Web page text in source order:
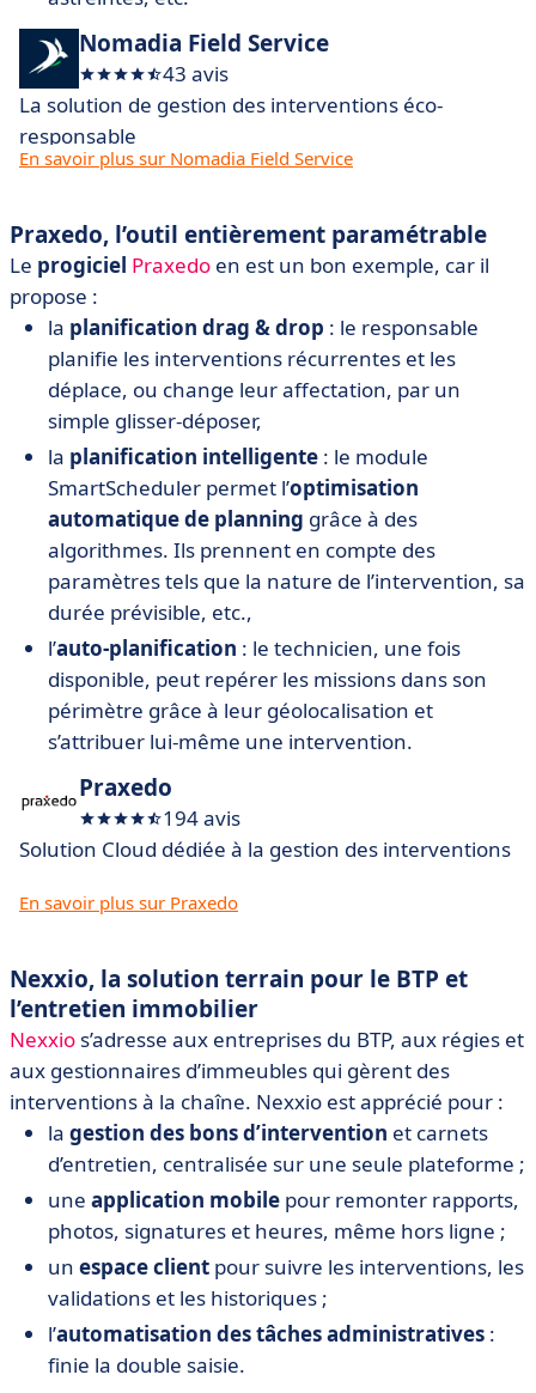
Nomadia Field Service
43 avis
La solution de gestion des interventions éco-
responsable
En savoir plus sur Nomadia Field Service
Praxedo, l’outil entièrement paramétrable
Le progiciel Praxedo en est un bon exemple, car il
propose :
la planification drag & drop : le responsable
planifie les interventions récurrentes et les
déplace, ou change leur affectation, par un
simple glisser-déposer,
la planification intelligente : le module
SmartScheduler permet l’optimisation
automatique de planning grâce à des
algorithmes. Ils prennent en compte des
paramètres tels que la nature de l’intervention, sa
durée prévisible, etc.,
l’auto-planification : le technicien, une fois
disponible, peut repérer les missions dans son
périmètre grâce à leur géolocalisation et
s’attribuer lui-même une intervention.
Praxedo
194 avis
Solution Cloud dédiée à la gestion des interventions
En savoir plus sur Praxedo
Nexxio, la solution terrain pour le BTP et
l’entretien immobilier
Nexxio s’adresse aux entreprises du BTP, aux régies et
aux gestionnaires d’immeubles qui gèrent des
interventions à la chaîne. Nexxio est apprécié pour :
la gestion des bons d’intervention et carnets
d’entretien, centralisée sur une seule plateforme ;
une application mobile pour remonter rapports,
photos, signatures et heures, même hors ligne ;
un espace client pour suivre les interventions, les
validations et les historiques ;
l’automatisation des tâches administratives :
finie la double saisie.